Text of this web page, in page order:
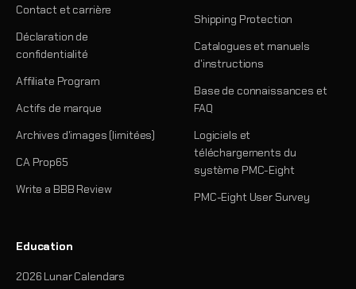
Contact et carrière
Déclaration de
confidentialité
Affiliate Program
Actifs de marque
Archives d'images (limitées)
CA Prop65
Write a BBB Review
Shipping Protection
Catalogues et manuels
d'instructions
Base de connaissances et
FAQ
Logiciels et
téléchargements du
système PMC-Eight
PMC-Eight User Survey
Education
2026 Lunar Calendars